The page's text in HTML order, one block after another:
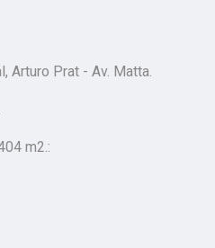
Arturo Prat - Av. Matta.
m2.: